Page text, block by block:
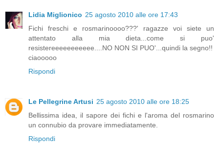
Lidia Miglionico 25 agosto 2010 alle ore 17:43
Fichi freschi e rosmarinoooo???' ragazze voi siete un
attentato alla mia dieta...come si puo'
resistereeeeeeeeeee....NO NON SI PUO'...quindi la segno!!
ciaooooo
Rispondi
Le Pellegrine Artusi 25 agosto 2010 alle ore 18:25
Bellissima idea, il sapore dei fichi e l'aroma del rosmarino
un connubio da provare immediatamente.
Rispondi